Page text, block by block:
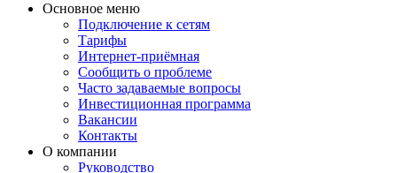
Основное меню
Подключение к сетям
Тарифы
Интернет-приёмная
Сообщить о проблеме
Часто задаваемые вопросы
Инвестиционная программа
Вакансии
Контакты
О компании
Руководство